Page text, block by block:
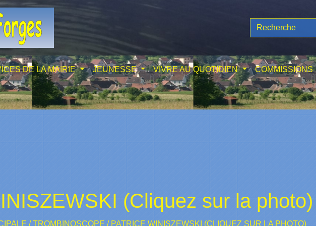
DE LA MAIRIE JEUNESSE VIVRE AU QUOTIDIEN COMMISSIONS
(Cliquez sur la photo)
/TROMBINOSCOPE / PATRICE WINISZEWSKI (CLIQUEZ SUR LA PHOTO)